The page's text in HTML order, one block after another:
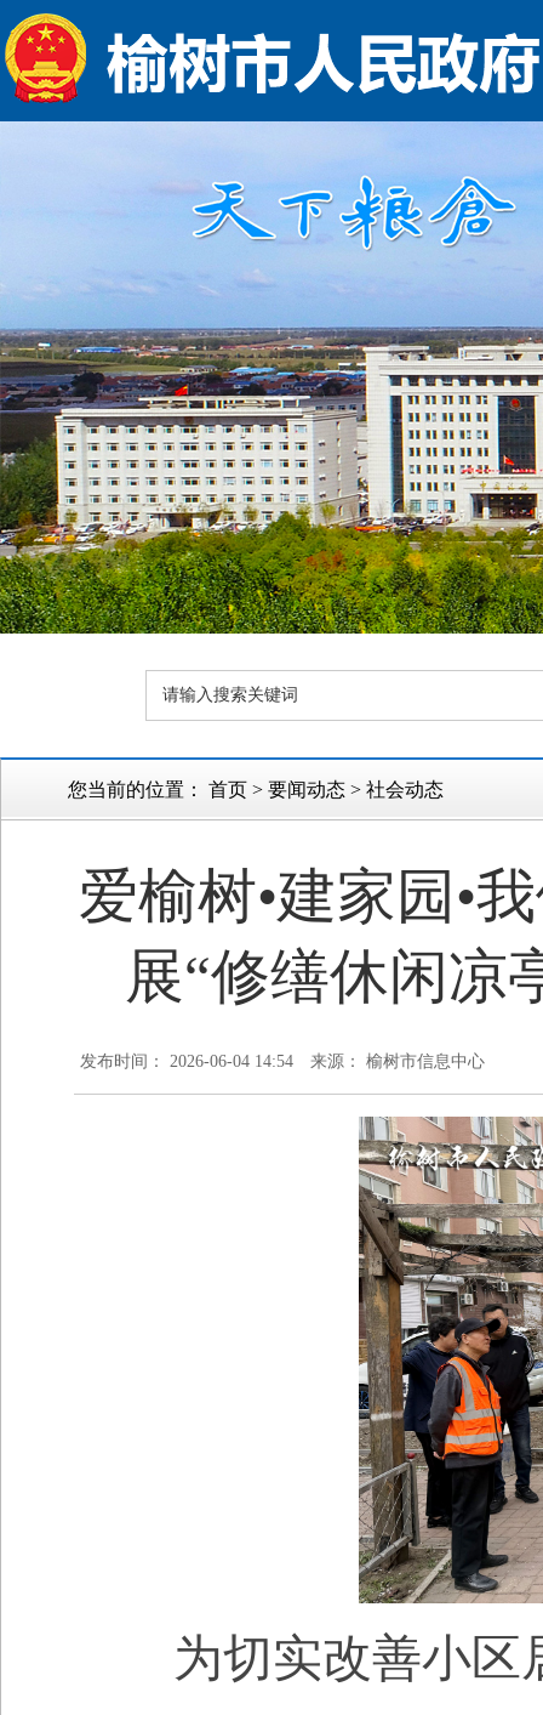
您当前的位置： 首页 > 要闻动态 > 社会动态
爱榆树•建家园•
展“修缮休闲凉
发布时间： 2026-06-04 14:54 来源： 榆树市信息中心
为切实改善小区